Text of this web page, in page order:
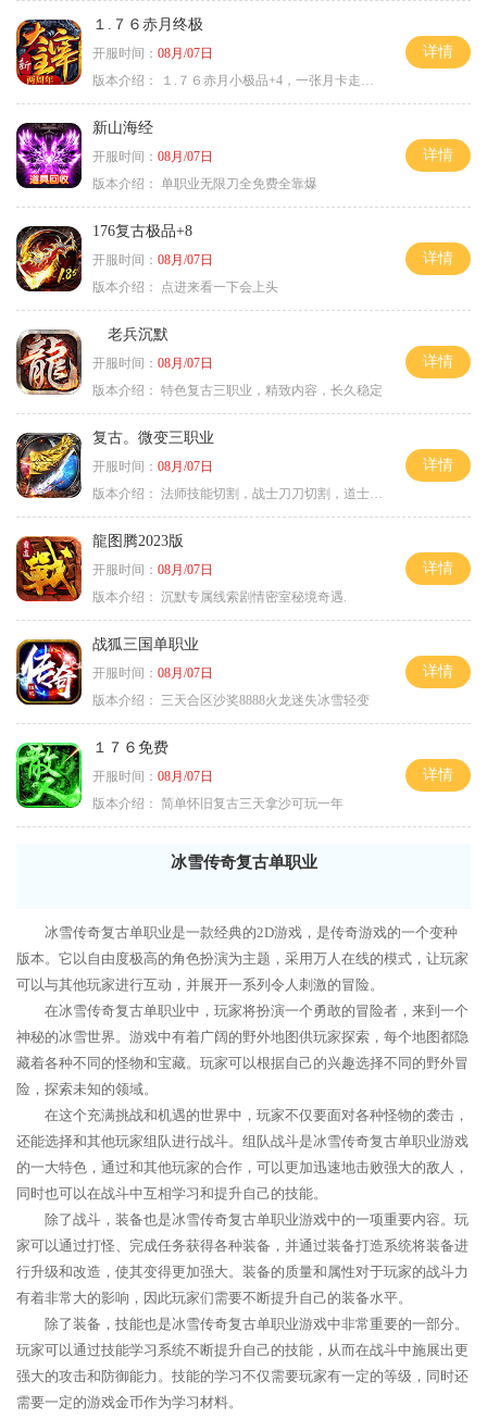
１.７６赤月终极
开服时间： 08月/07日
版本介绍：
１.７６赤月小极品+4，一张月卡走天涯b
详情
新山海经
开服时间： 08月/07日
版本介绍： 单职业无限刀全免费全靠爆
详情
176复古极品+8
开服时间： 08月/07日
版本介绍：
点进来看一下会上头
详情
老兵沉默
开服时间： 08月/07日
版本介绍： 特色复古三职业，精致内容，长久稳定
详情
复古。微变三职业
开服时间： 08月/07日
版本介绍： 法师技能切割，战士刀刀切割，道士宠物秒怪
详情
龍图腾2023版
开服时间： 08月/07日
版本介绍： 沉默专属线索剧情密室秘境奇遇.
详情
战狐三国单职业
开服时间： 08月/07日
版本介绍：
三天合区沙奖8888火龙迷失冰雪轻变
详情
１７６免费
开服时间： 08月/07日
版本介绍： 简单怀旧复古三天拿沙可玩一年
详情
冰雪传奇复古单职业
冰雪传奇复古单职业是一款经典的2D游戏，是传奇游戏的一个变种
版本。它以自由度极高的角色扮演为主题，采用万人在线的模式，让玩家
可以与其他玩家进行互动，并展开一系列令人刺激的冒险。
在冰雪传奇复古单职业中，玩家将扮演一个勇敢的冒险者，来到一个
神秘的冰雪世界。游戏中有着广阔的野外地图供玩家探索，每个地图都隐
藏着各种不同的怪物和宝藏。玩家可以根据自己的兴趣选择不同的野外冒
险，探索未知的领域。
在这个充满挑战和机遇的世界中，玩家不仅要面对各种怪物的袭击，
还能选择和其他玩家组队进行战斗。组队战斗是冰雪传奇复古单职业游戏
的一大特色，通过和其他玩家的合作，可以更加迅速地击败强大的敌人，
同时也可以在战斗中互相学习和提升自己的技能。
除了战斗，装备也是冰雪传奇复古单职业游戏中的一项重要内容。玩
家可以通过打怪、完成任务获得各种装备，并通过装备打造系统将装备进
行升级和改造，使其变得更加强大。装备的质量和属性对于玩家的战斗力
有着非常大的影响，因此玩家们需要不断提升自己的装备水平。
除了装备，技能也是冰雪传奇复古单职业游戏中非常重要的一部分。
玩家可以通过技能学习系统不断提升自己的技能，从而在战斗中施展出更
强大的攻击和防御能力。技能的学习不仅需要玩家有一定的等级，同时还
需要一定的游戏金币作为学习材料。